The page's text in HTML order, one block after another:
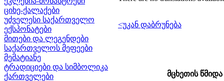
ციხე-ქალაქები
უძველესი საქართველო
ექსპონატები
მითები და ლეგენდები
საქართველოს მეფეები
მემატიანე
ტრადიციები და სიმბოლიკა
ქართველები
<უკან დაბრუნება
მცხეთის